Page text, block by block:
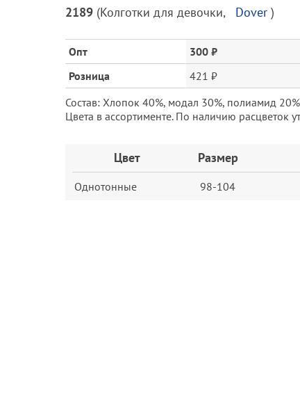
Описание
товара
и
цена
2189 (Колготки для девочки, Dover )
Опт
300 ₽
Розница
421 ₽
Состав: Хлопок 40%, модал 30%, полиамид
Цвета в ассортименте. По наличию расцветок
Цвет Размер
Однотонные 98-104